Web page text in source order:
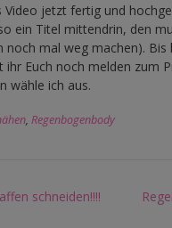
Video jetzt fertig und
ein Titel mittendrin, den
noch mal weg machen). Bis
ihr Euch noch melden zum
wähle ich aus.
, Regenbogenbody
schneiden!!!!